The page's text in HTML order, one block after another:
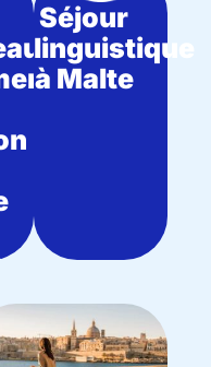
Séjour
linguistique
à Malte